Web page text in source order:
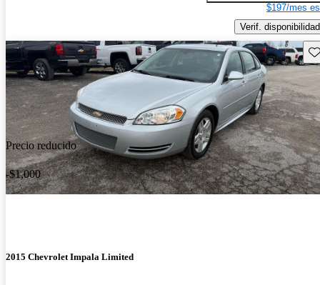
$197/mes
Verif. disponibilidad
Precio reducido
-$1,000
2015 Chevrolet Impala Limited